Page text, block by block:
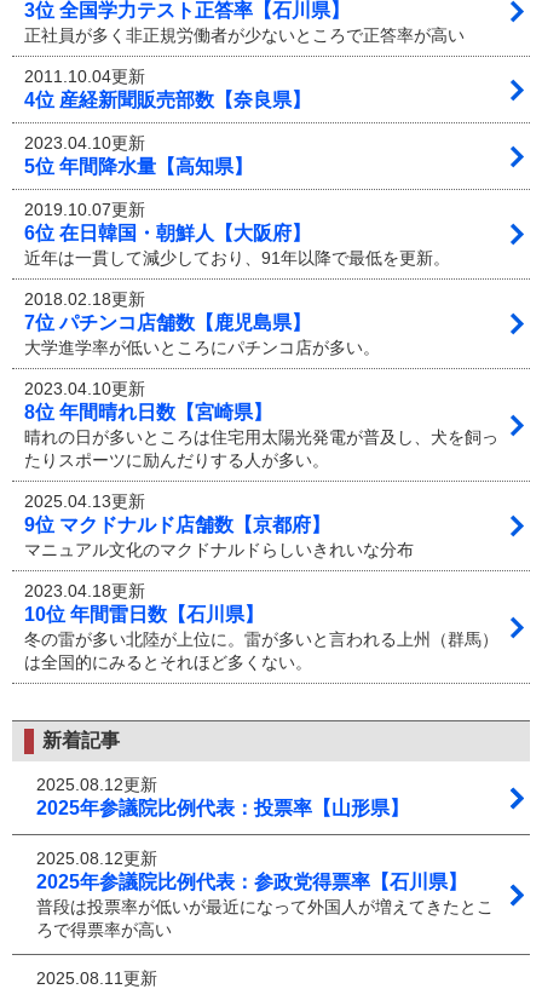
3位 全国学力テスト正答率【石川県】
正社員が多く非正規労働者が少ないところで正答率が高い
2011.10.04更新
4位 産経新聞販売部数【奈良県】
2023.04.10更新
5位 年間降水量【高知県】
2019.10.07更新
6位 在日韓国・朝鮮人【大阪府】
近年は一貫して減少しており、91年以降で最低を更新。
2018.02.18更新
7位 パチンコ店舗数【鹿児島県】
大学進学率が低いところにパチンコ店が多い。
2023.04.10更新
8位 年間晴れ日数【宮崎県】
晴れの日が多いところは住宅用太陽光発電が普及し、犬を飼っ
たりスポーツに励んだりする人が多い。
2025.04.13更新
9位 マクドナルド店舗数【京都府】
マニュアル文化のマクドナルドらしいきれいな分布
2023.04.18更新
10位 年間雷日数【石川県】
冬の雷が多い北陸が上位に。雷が多いと言われる上州（群馬）
は全国的にみるとそれほど多くない。
新着記事
2025.08.12更新
2025年参議院比例代表：投票率【山形県】
2025.08.12更新
2025年参議院比例代表：参政党得票率【石川県】
普段は投票率が低いが最近になって外国人が増えてきたとこ
ろで得票率が高い
2025.08.11更新